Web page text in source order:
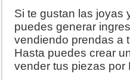
Si te gustan las joyas
puedes generar
vendiendo prendas a
Hasta puedes crear
vender tus piezas por